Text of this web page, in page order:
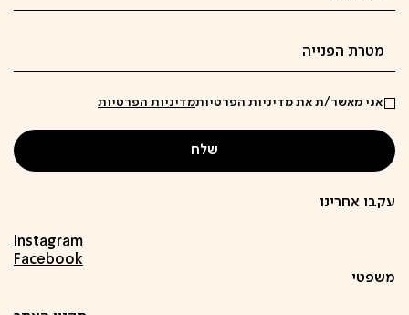
אני מאשר/ת את מדיניות הפרטיותמדיניות הפרטיות
עקבו אחרינו
Instagram
Facebook
משפטי